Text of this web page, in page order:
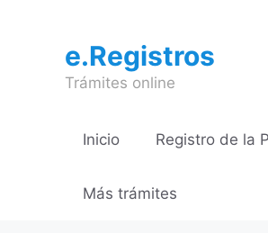
contenidoe.Registros
Trámites online
Inicio Registro de la
Más trámites